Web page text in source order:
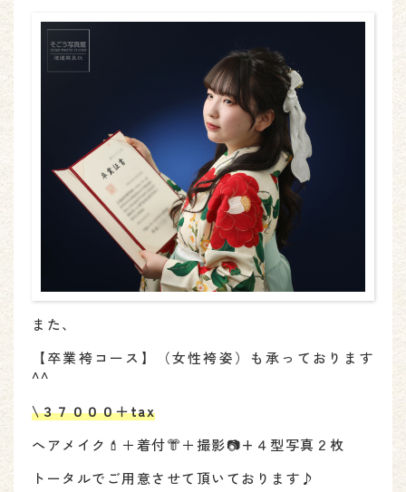
また、
【卒業袴コース】（女性袴姿）も承っております
^^
\３７０００＋tax
へアメイク💄＋着付👘＋撮影📷+４型写真２枚
トータルでご用意させて頂いております♪